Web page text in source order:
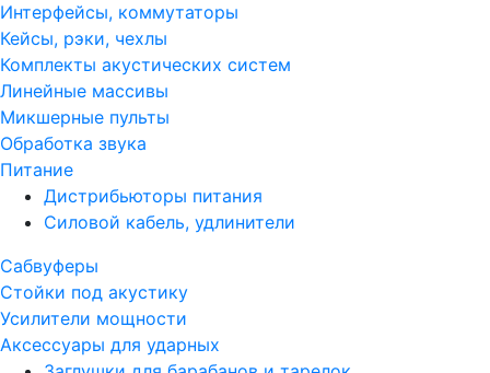
Интерфейсы, коммутаторы
Кейсы, рэки, чехлы
Комплекты акустических систем
Линейные массивы
Микшерные пульты
Обработка звука
Питание
Дистрибьюторы питания
Силовой кабель, удлинители
Сабвуферы
Стойки под акустику
Усилители мощности
Аксессуары для ударных